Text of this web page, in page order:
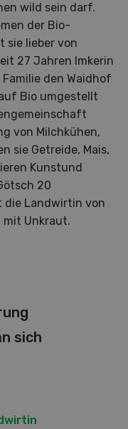
wild sein darf.
der Bio-
sie lieber von
27 Jahren Imkerin
den Waidhof
Bio umgestellt
von Milchkühen,
sie Getreide, Mais,
Kunstund
20
die Landwirtin von
mit Unkraut.
sich